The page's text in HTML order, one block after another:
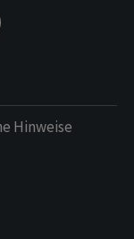
Hinweise